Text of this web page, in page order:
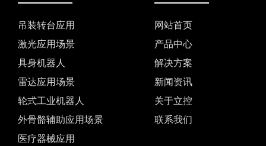
吊装转台应用
激光应用场景
具身机器人
雷达应用场景
轮式工业机器人
外骨骼辅助应用场景
医疗器械应用
网站首页
产品中心
解决方案
新闻资讯
关于立控
联系我们